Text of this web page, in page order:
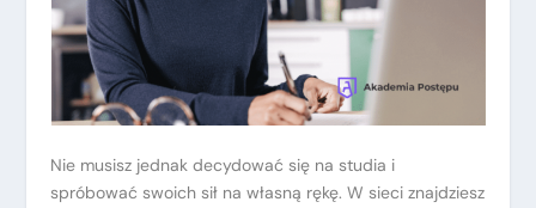
Nie musisz jednak decydować się na studia i
spróbować swoich sił na własną rękę. W sieci znajdziesz